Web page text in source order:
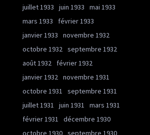
juillet 1933
juin 1933
mai 1933
mars 1933
février 1933
janvier 1933
novembre 1932
octobre 1932 septembre 1932
août 1932
février 1932
janvier 1932 novembre 1931
octobre 1931
septembre 1931
juillet 1931
juin 1931
mars 1931
février 1931
décembre 1930
octobre 1930 septembre 1930